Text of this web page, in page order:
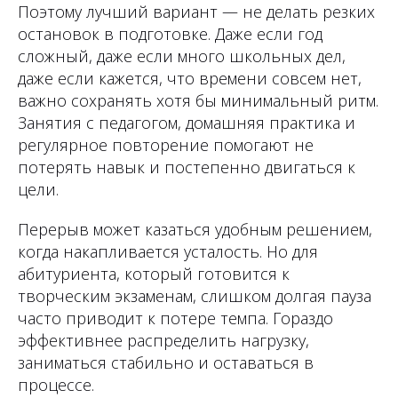
Поэтому лучший вариант — не делать резких
остановок в подготовке. Даже если год
сложный, даже если много школьных дел,
даже если кажется, что времени совсем нет,
важно сохранять хотя бы минимальный ритм.
Занятия с педагогом, домашняя практика и
регулярное повторение помогают не
потерять навык и постепенно двигаться к
цели.
Перерыв может казаться удобным решением,
когда накапливается усталость. Но для
абитуриента, который готовится к
творческим экзаменам, слишком долгая пауза
часто приводит к потере темпа. Гораздо
эффективнее распределить нагрузку,
заниматься стабильно и оставаться в
процессе.